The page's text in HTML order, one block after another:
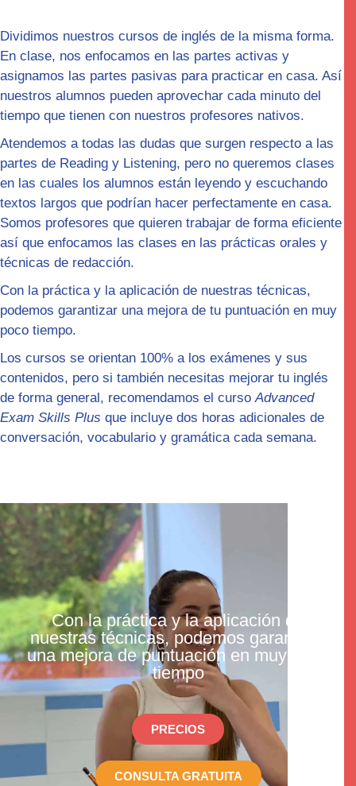
Dividimos nuestros cursos de inglés de la misma forma.
En clase, nos enfocamos en las partes activas y
asignamos las partes pasivas para practicar en casa. Así
nuestros alumnos pueden aprovechar cada minuto del
tiempo que tienen con nuestros profesores nativos.
Atendemos a todas las dudas que surgen respecto a las
partes de Reading y Listening, pero no queremos clases
en las cuales los alumnos están leyendo y escuchando
textos largos que podrían hacer perfectamente en casa.
Somos profesores que quieren trabajar de forma eficiente
así que enfocamos las clases en las prácticas orales y
técnicas de redacción.
Con la práctica y la aplicación de nuestras técnicas,
podemos garantizar una mejora de tu puntuación en muy
poco tiempo.
Los cursos se orientan 100% a los exámenes y sus
contenidos, pero si también necesitas mejorar tu inglés
de forma general, recomendamos el cursoAdvanced
Exam Skills Plus que incluye dos horas adicionales de
conversación, vocabulario y gramática cada semana.
Con la práctica y la aplicación de
nuestras técnicas, podemos garantizar
una mejora de puntuación en muy poco
tiempo
PRECIOS
CONSULTA GRATUITA